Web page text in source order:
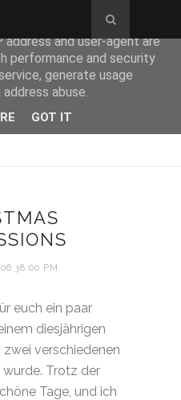
PM
euch ein paar
diesjährigen
verschiedenen
Trotz der
Tage, und ich
to deliver its services
address and user-agent are
performance and security
generate usage
abuse.
GOT IT